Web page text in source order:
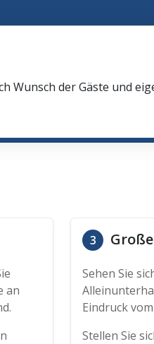
Wunsch der Gäste und
an
3
Sehen Sie
Eindruck
Stellen Sie